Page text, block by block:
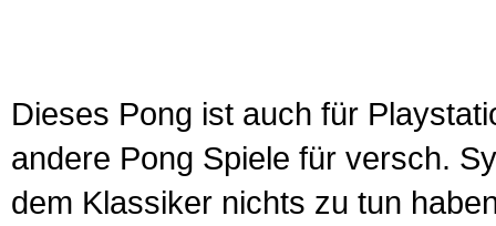
Dieses Pong ist auch für
andere Pong Spiele für versch.
dem Klassiker nichts zu tun